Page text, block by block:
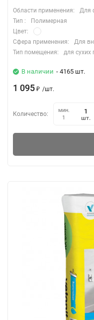
Области применения:
Для
Тип :
Полимерная
Цвет:
Сфера применения:
Для
Тип помещения:
для
В наличии - 4165 шт.
1 095 ₽ /шт.
Количество:
мин.
1
шт.